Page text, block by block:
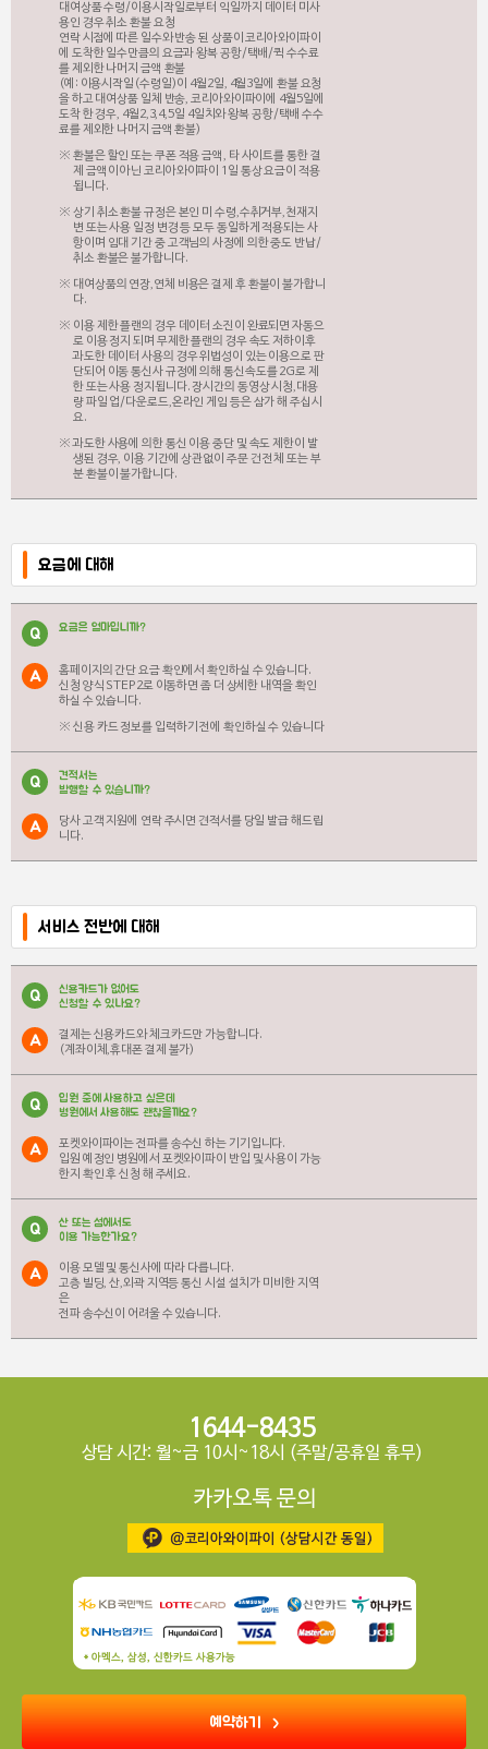
대여상품 수령/이용시작일로부터 익일까지 데이터 미사
용인 경우 취소 환불 요청
연락 시점에 따른 일수와 반송 된 상품이 코리아와이파이
에 도착한 일수만큼의 요금과 왕복 공항/택배/퀵 수수료
를 제외한 나머지 금액 환불
(예: 이용시작일(수령일)이 4월2일, 4월3일에 환불 요청
을 하고 대여상품 일체 반송, 코리아와이파이에 4월5일에
도착 한 경우, 4월2,3,4,5일 4일치와 왕복 공항/택배 수수
료를 제외한 나머지 금액 환불)
환불은 할인 또는 쿠폰 적용 금액, 타 사이트를 통한 결
제 금액이 아닌 코리아와이파이 1일 통상 요금이 적용
됩니다.
상기 취소 환불 규정은 본인 미 수령,수취거부,천재지
변 또는 사용 일정 변경 등 모두 동일하게 적용되는 사
항이며 임대 기간 중 고객님의 사정에 의한 중도 반납/
취소 환불은 불가합니다.
대여상품의 연장,연체 비용은 결제 후 환불이 불가합니
다.
이용 제한 플랜의 경우 데이터 소진이 완료되면 자동으
로 이용 정지 되며 무제한 플랜의 경우 속도 저하이후
과도한 데이터 사용의 경우 위법성이 있는 이용으로 판
단되어 이동 통신사 규정에 의해 통신속도를 2G로 제
한 또는 사용 정지됩니다. 장시간의 동영상 시청,대용
량 파일 업/다운로드,온라인 게임 등은 삼가 해 주십시
요.
과도한 사용에 의한 통신 이용 중단 및 속도 제한이 발
생된 경우, 이용 기간에 상관없이 주문 건 전체 또는 부
분 환불이 불가합니다.
요금에 대해
Q 요금은 얼마입니까?
A
홈페이지의 간단 요금 확인에서 확인하실 수 있습니다.
신청 양식 STEP2로 이동하면 좀 더 상세한 내역을 확인
하실 수 있습니다.
신용 카드 정보를 입력하기 전에 확인하실 수 있습니다
Q
견적서는
발행할 수 있습니까?
A
당사 고객 지원에 연락 주시면 견적서를 당일 발급 해드립
니다.
서비스 전반에 대해
Q
신용카드가 없어도
신청할 수 있나요?
A
결제는 신용카드와 체크카드만 가능합니다.
(계좌이체,휴대폰 결제 불가)
Q
입원 중에 사용하고 싶은데
병원에서 사용해도 괜찮을까요?
A
포켓와이파이는 전파를 송수신 하는 기기입니다.
입원 예정인 병원에서 포켓와이파이 반입 및 사용이 가능
한지 확인 후 신청 해 주세요.
Q
산 또는 섬에서도
이용 가능한가요?
A
이용 모델 및 통신사에 따라 다릅니다.
고층 빌딩, 산,외곽 지역등 통신 시설 설치가 미비한 지역
은
전파 송수신이 어려울 수 있습니다.
1644-8435
상담 시간: 월~금 10시~18시 (주말/공휴일 휴무)
카카오톡 문의
예약하기